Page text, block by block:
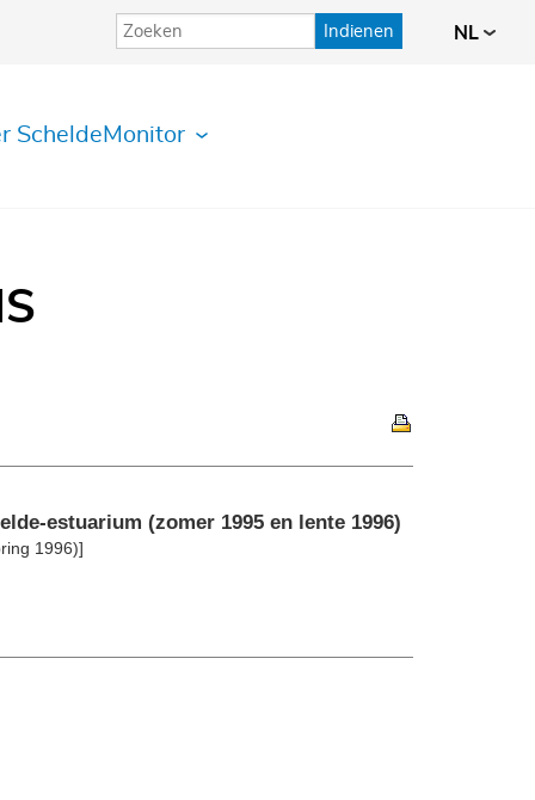
Indienen NL
ScheldeMonitor
estuarium (zomer 1995 en lente 1996)
1996)]